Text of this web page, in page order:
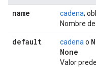
name cadena;
Nombre
default cadena o
None
Valor